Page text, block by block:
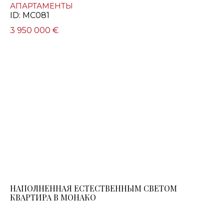
АПАРТАМЕНТЫ
ID: MC081
3 950 000 €
НАПОЛНЕННАЯ ЕСТЕСТВЕННЫМ СВЕТОМ
КВАРТИРА В МОНАКО